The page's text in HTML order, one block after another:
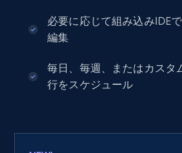
必要に応じて組み込みIDE
編集
毎日、毎週、またはカスタ
行をスケジュール